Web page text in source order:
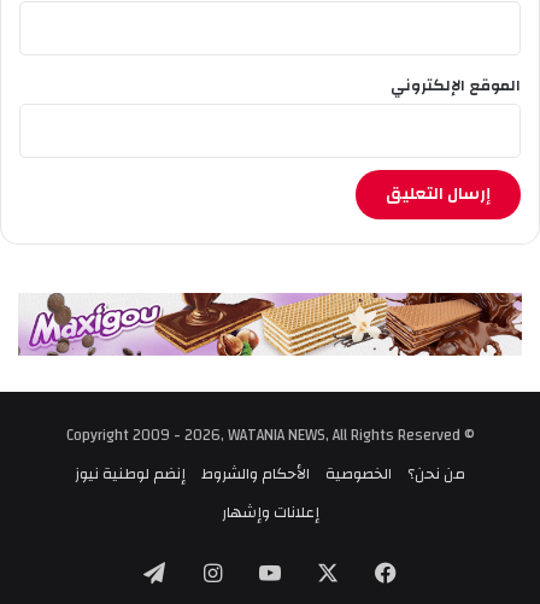
الموقع الإلكتروني
© Copyright 2009 - 2026, WATANIA NEWS, All Rights Reserved
من نحن؟
الخصوصية الأحكام والشروط إنضم لوطنية نيوز
إعلانات وإشهار
فيسبوك ‫YouTube انستقرام